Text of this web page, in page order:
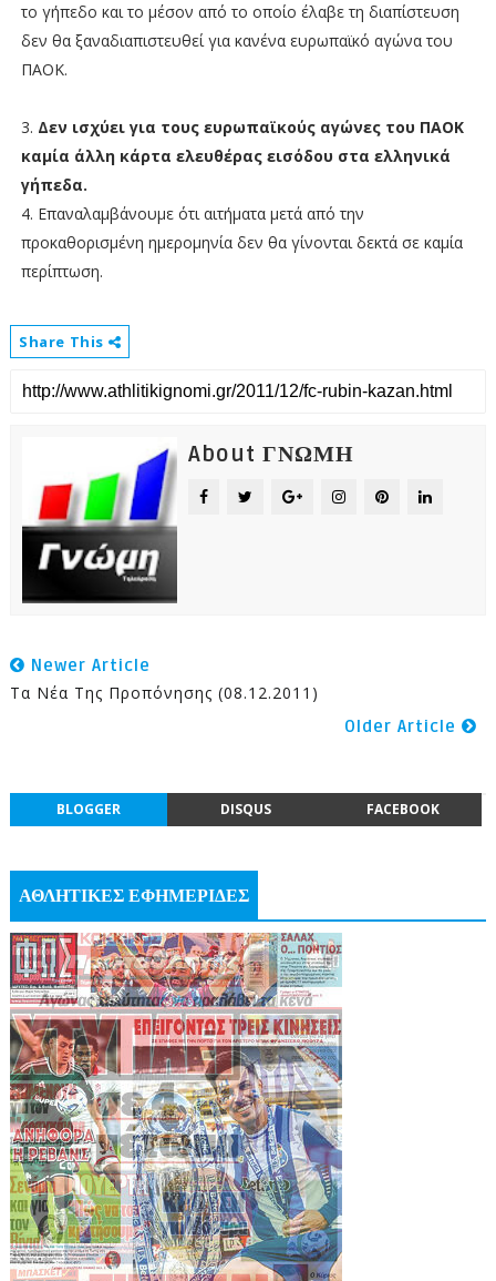
το γήπεδο και το μέσον από το οποίο έλαβε τη διαπίστευση
δεν θα ξαναδιαπιστευθεί για κανένα ευρωπαϊκό αγώνα του
ΠΑΟΚ.
3. Δεν ισχύει για τους ευρωπαϊκούς αγώνες του ΠΑΟΚ
καμία άλλη κάρτα ελευθέρας εισόδου στα ελληνικά
γήπεδα.
4. Επαναλαμβάνουμε ότι αιτήματα μετά από την
προκαθορισμένη ημερομηνία δεν θα γίνονται δεκτά σε καμία
περίπτωση.
Share This
About ΓΝΩΜΗ
Newer Article
Τα Νέα Της Προπόνησης (08.12.2011)
Older Article
BLOGGER DISQUS FACEBOOK
ΑΘΛΗΤΙΚΕΣ ΕΦΗΜΕΡΙΔΕΣ